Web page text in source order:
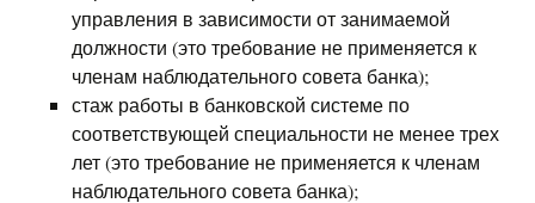
управления в зависимости от занимаемой
должности (это требование не применяется к
членам наблюдательного совета банка);
стаж работы в банковской системе по
соответствующей специальности не менее трех
лет (это требование не применяется к членам
наблюдательного совета банка);